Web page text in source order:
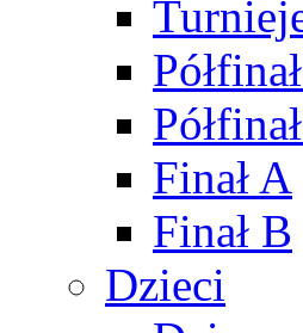
Finał A
Finał B
Dzieci